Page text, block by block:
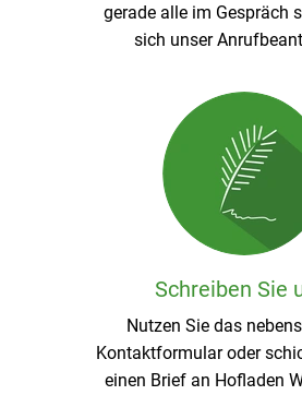
gerade alle im Gespräch
sich unser
Schreiben Sie
Nutzen Sie das
Kontaktformular oder
einen Brief an Hofladen